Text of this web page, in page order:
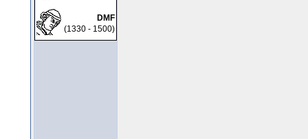
DMF
(1330 - 1500)